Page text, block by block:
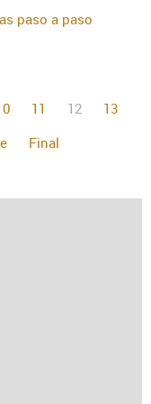
paso a paso
11 12
13
Final